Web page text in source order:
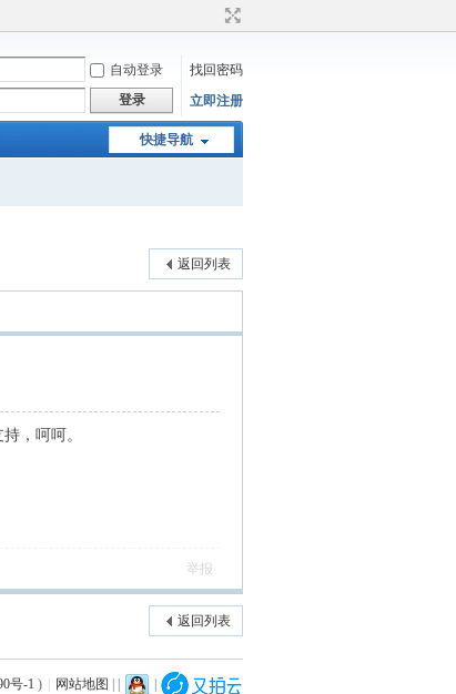
自动登录
找回密码
登录 立即注册
快捷导航
返回列表
，呵呵。
举报
返回列表
号-1 ) 网站地图